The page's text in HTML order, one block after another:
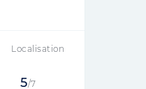
Localisation
5/7